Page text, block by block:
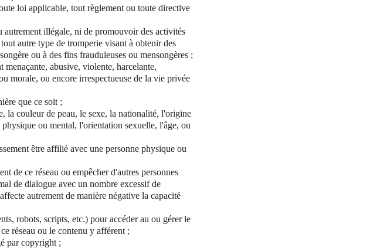
loi applicable, tout règlement ou toute directive
autrement illégale, ni de promouvoir des activités
autre type de tromperie visant à obtenir des
ou à des fins frauduleuses ou mensongères ;
abusive, violente, harcelante,
morale, ou encore irrespectueuse de la vie privée
que ce soit ;
la couleur de peau, le sexe, la nationalité, l'origine
ou mental, l'orientation sexuelle, l'âge, ou
être affilié avec une personne physique ou
de ce réseau ou empêcher d'autres personnes
de dialogue avec un nombre excessif de
autrement de manière négative la capacité
robots, scripts, etc.) pour accéder au ou gérer le
réseau ou le contenu y afférent ;
par copyright ;